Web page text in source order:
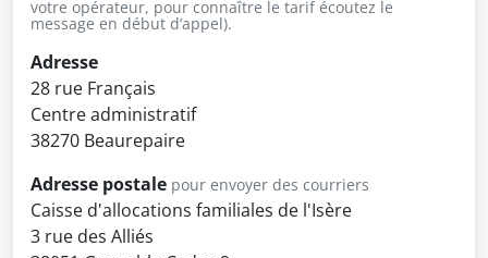
votre opérateur, pour connaître le tarif écoutez le
message en début d’appel).
Adresse
28 rue Français
Centre administratif
38270 Beaurepaire
Adresse postale pour envoyer des courriers
Caisse d'allocations familiales de l'Isère
3 rue des Alliés